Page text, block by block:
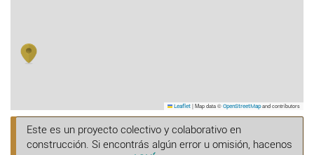
Leaflet |Map data © OpenStreetMapand contributors
Este es un proyecto colectivo y colaborativo en
construcción. Si encontrás algún error u omisión, hacenos